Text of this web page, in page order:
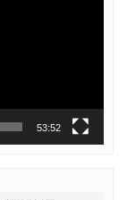
53:52